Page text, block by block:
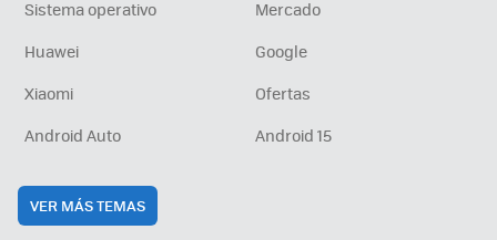
Sistema operativo
Mercado
Huawei
Google
Xiaomi
Ofertas
Android Auto
Android 15
VER MÁS TEMAS